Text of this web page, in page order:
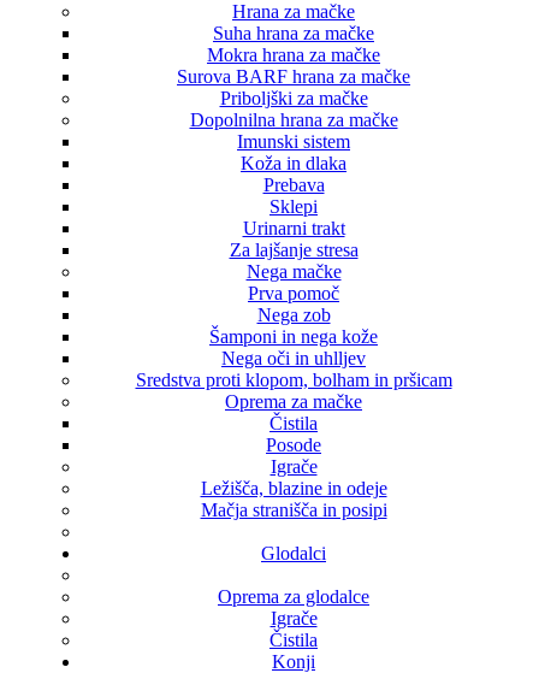
Hrana za mačke
Suha hrana za mačke
Mokra hrana za mačke
Surova BARF hrana za mačke
Priboljški za mačke
Dopolnilna hrana za mačke
Imunski sistem
Koža in dlaka
Prebava
Sklepi
Urinarni trakt
Za lajšanje stresa
Nega mačke
Prva pomoč
Nega zob
Šamponi in nega kože
Nega oči in uhlljev
Sredstva proti klopom, bolham in pršicam
Oprema za mačke
Čistila
Posode
Igrače
Ležišča, blazine in odeje
Mačja stranišča in posipi
Glodalci
Oprema za glodalce
Igrače
Čistila
Konji